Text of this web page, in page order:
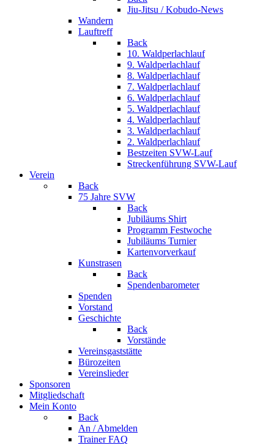
Jiu-Jitsu / Kobudo-News
Wandern
Lauftreff
Back
10. Waldperlachlauf
9. Waldperlachlauf
8. Waldperlachlauf
7. Waldperlachlauf
6. Waldperlachlauf
5. Waldperlachlauf
4. Waldperlachlauf
3. Waldperlachlauf
2. Waldperlachlauf
Bestzeiten SVW-Lauf
Streckenführung SVW-Lauf
Verein
Back
75 Jahre SVW
Back
Jubiläums Shirt
Programm Festwoche
Jubiläums Turnier
Kartenvorverkauf
Kunstrasen
Back
Spendenbarometer
Spenden
Vorstand
Geschichte
Back
Vorstände
Vereinsgaststätte
Bürozeiten
Vereinslieder
Sponsoren
Mitgliedschaft
Mein Konto
Back
An / Abmelden
Trainer FAQ